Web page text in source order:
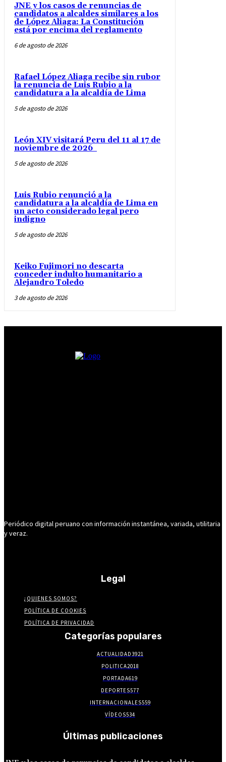
JNE y los casos de renuncias de
candidatos a alcaldes similares a los
de López Aliaga: La Constitución
está por encima del reglamento
6 de agosto de 2026
Rafael López Aliaga recibe sin rubor
la renuncia de Luis Rubio a la
candidatura a la alcaldía de Lima
5 de agosto de 2026
León XIV visitará Peru del 11 al 17 de
noviembre de 2026
5 de agosto de 2026
Luis Rubio renunció a la
candidatura a la alcaldía de Lima en
un acto considerado legal pero
indigno
5 de agosto de 2026
Keiko Fujimori no descarta
conceder indulto humanitario a
Alejandro Toledo
3 de agosto de 2026
Periódico digital peruano con información instantánea, variada, utilitaria
y veraz.
Legal
¿QUIENES SOMOS?
POLÍTICA DE COOKIES
POLÍTICA DE PRIVACIDAD
Categorías populares
ACTUALIDAD3921
POLITICA2018
PORTADA619
DEPORTES577
INTERNACIONALES559
VÍDEOS534
Últimas publicaciones